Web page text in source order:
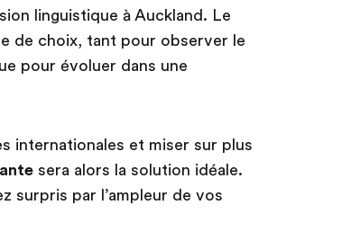
linguistique à Auckland. Le
de choix, tant pour observer le
pour évoluer dans une
internationales et miser sur plus
sera alors la solution idéale.
surpris par l’ampleur de vos